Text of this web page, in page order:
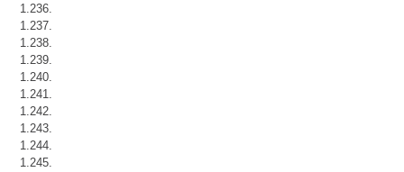
1.236.
1.237.
1.238.
1.239.
1.240.
1.241.
1.242.
1.243.
1.244.
1.245.